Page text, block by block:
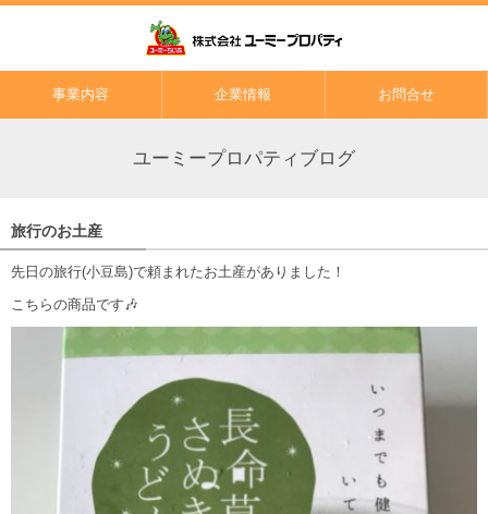
事業内容 企業情報 お問合せ
ユーミープロパティブログ
旅行のお土産
先日の旅行(小豆島)で頼まれたお土産がありました！
こちらの商品です🎶